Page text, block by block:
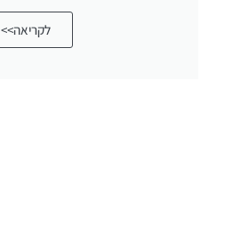
לקריאה>>